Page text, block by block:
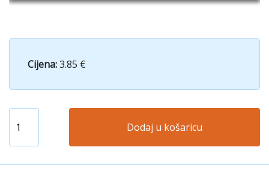
Cijena:3.85 €
Dodaj u košaricu